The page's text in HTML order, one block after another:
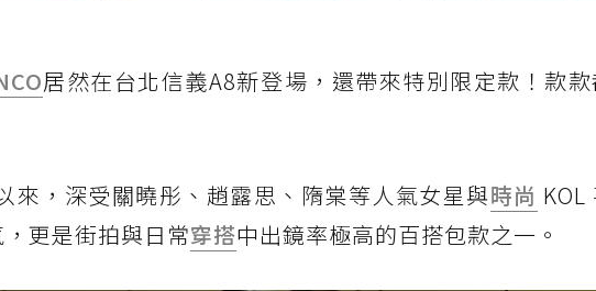
居然在台北信義A8新登場，還帶來特別限定款！款
來，深受關曉彤、趙露思、隋棠等人氣女星與時尚 KOL
更是街拍與日常穿搭中出鏡率極高的百搭包款之一。